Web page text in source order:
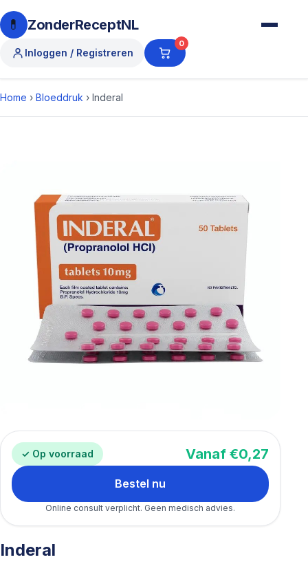
💊 ZonderReceptNL
Inloggen / Registreren
0
Home › Bloeddruk › Inderal
✓ Op voorraad Vanaf €0,27
Bestel nu
Online consult verplicht. Geen medisch advies.
Inderal